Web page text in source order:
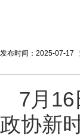
发布时间：2025-07-17
7月
政协新